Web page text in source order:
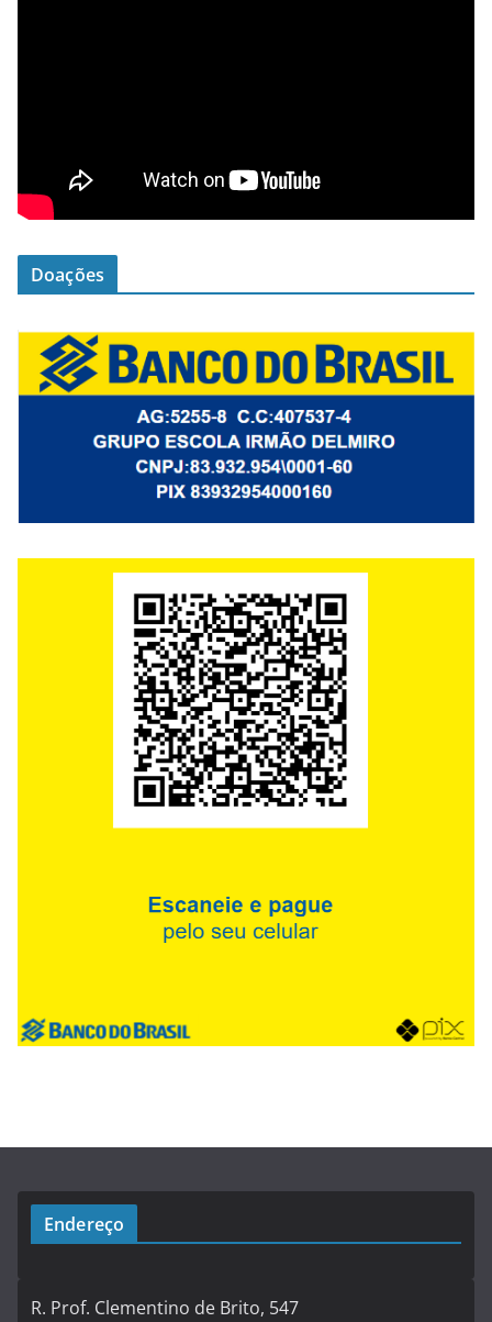
Doações
Endereço
R. Prof. Clementino de Brito, 547